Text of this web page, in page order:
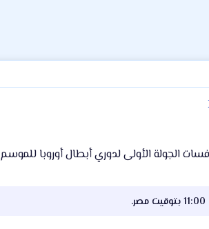
الأولى لدوري أبطال أوروبا للموسم 2018 - 2019.